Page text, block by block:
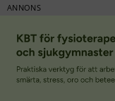
ANNONS